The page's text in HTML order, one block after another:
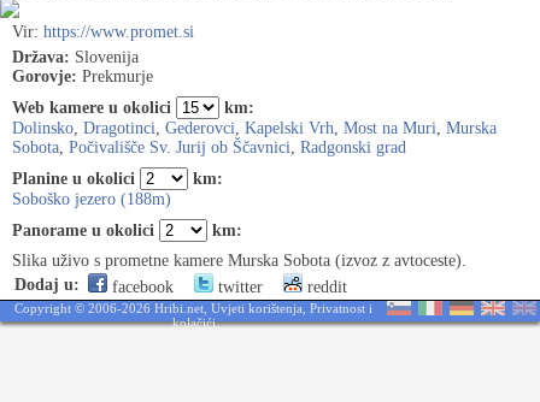
Vir: https://www.promet.si
Država: Slovenija
Gorovje: Prekmurje
Web kamere u okolici
km:
Dolinsko, Dragotinci, Gederovci, Kapelski Vrh, Most na Muri, Murska
Sobota, Počivališče Sv. Jurij ob Ščavnici, Radgonski grad
Planine u okolici
km:
Soboško jezero (188m)
Panorame u okolici
km:
Slika uživo s prometne kamere Murska Sobota (izvoz z avtoceste).
Dodaj u:
facebook twitter reddit
Copyright © 2006-2026 Hribi.net, Uvjeti korištenja Privatnost i
kolačići